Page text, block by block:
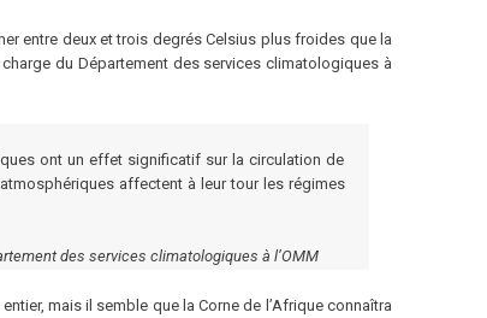
entre deux et trois degrés Celsius plus froides que la
du Département des services climatologiques à
ont un effet significatif sur la circulation de
affectent à leur tour les régimes
des services climatologiques à l’OMM
mais il semble que la Corne de l’Afrique connaîtra